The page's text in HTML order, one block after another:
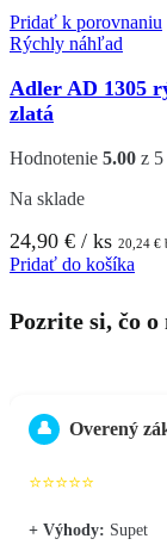
Pridať k porovnaniu
Rýchly náhľad
Adler AD 1305
zlatá
Hodnotenie 5.00 z 5
Na sklade
24,90 € / ks 20,24 €
Pridať do košíka
Pozrite si, čo
👤 Overený
⭐⭐⭐⭐⭐
+ Výhody: Supet